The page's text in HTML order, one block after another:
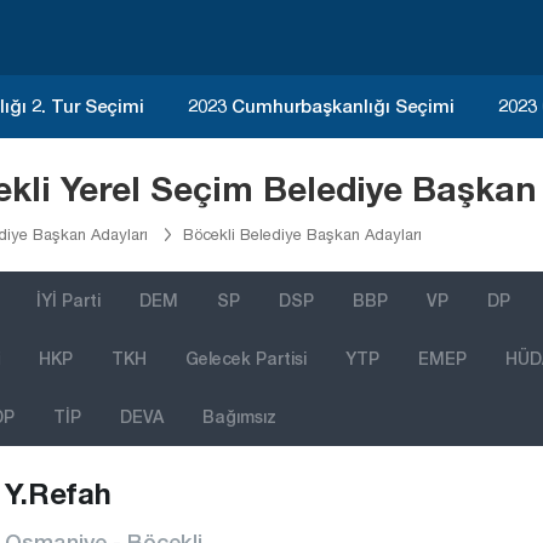
2. Tur Seçimi 2023 Cumhurbaşkanlığı Seçimi
Yerel Seçim Belediye
Başkan Adayları Böcekli Belediye Başkan Adayları
İYİ Parti DEM SP DSP BBP VP DP
HKP TKH Gelecek Partisi YTP EMEP
TİP DEVA Bağımsız
Y.Refah